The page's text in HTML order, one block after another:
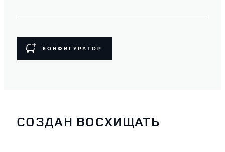
КОНФИГУРАТОР
СОЗДАН ВОСХИЩАТЬ